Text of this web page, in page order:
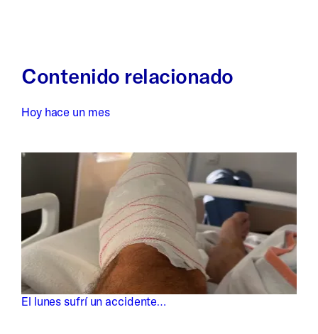
Contenido relacionado
Hoy hace un mes
El lunes sufrí un accidente…